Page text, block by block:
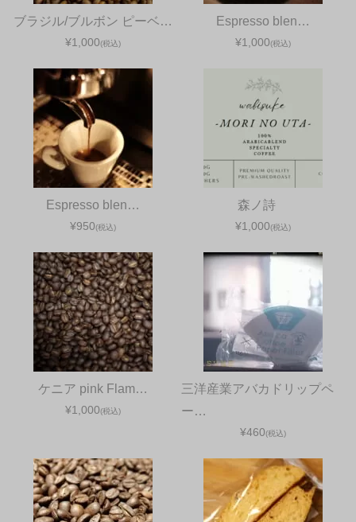
ブラジル/ブルボン ピーベ…
¥1,000(税込)
Espresso blen…
¥1,000(税込)
Espresso blen…
¥950(税込)
森ノ詩
¥1,000(税込)
ケニア pink Flam…
¥1,000(税込)
三洋産業アバカドリップペ
ー…
¥460(税込)